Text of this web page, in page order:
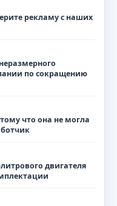
рекламу с наших
по сокращению
что она не могла
литрового двигателя